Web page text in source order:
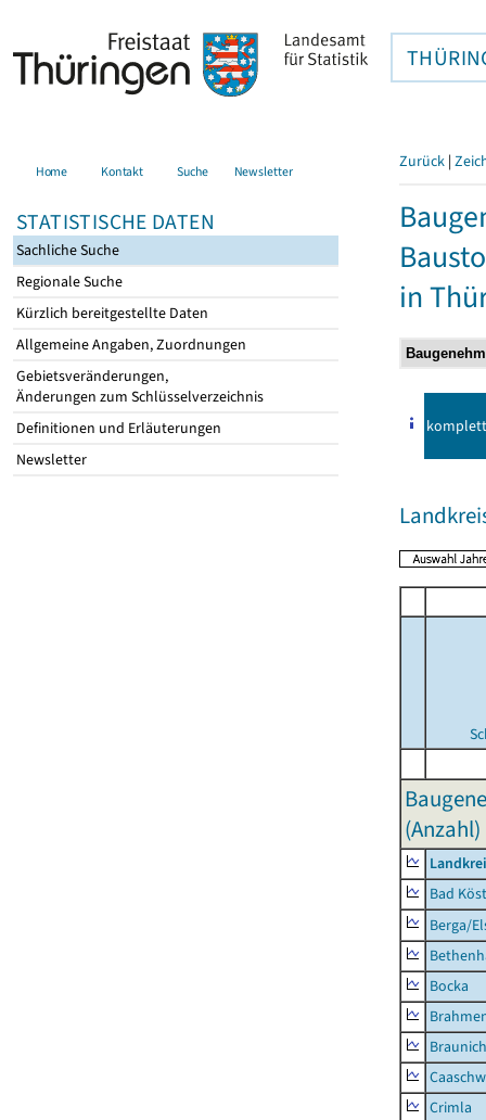
Home Kontakt Suche Newsletter
STATISTISCHE DATEN
Sachliche Suche
Regionale Suche
Kürzlich bereitgestellte Daten
Allgemeine Angaben, Zuordnungen
Gebietsveränderungen,
Änderungen zum Schlüsselverzeichnis
Definitionen und Erläuterungen
Newsletter
Zurück |
in
komplett
(Anzahl)
Bad
Berga/
Bocka
Crimla